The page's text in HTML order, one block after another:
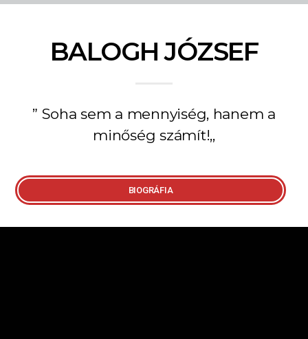
BALOGH JÓZSEF
” Soha sem a mennyiség, hanem a
minőség számít!,,
BIOGRÁFIA